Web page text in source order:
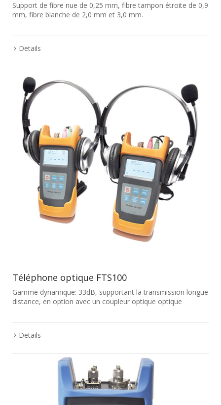
Support de fibre nue de 0,25 mm, fibre tampon étroite de 0,9
mm, fibre blanche de 2,0 mm et 3,0 mm.
Details
Téléphone optique FTS100
Gamme dynamique: 33dB, supportant la transmission longue
distance, en option avec un coupleur optique optique
Details